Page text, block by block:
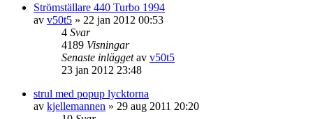
Strömställare 440 Turbo 1994
av v50t5 » 22 jan 2012 00:53
4 Svar
4189 Visningar
Senaste inläggetav v50t5
23 jan 2012 23:48
strul med popup lycktorna
av kjellemannen » 29 aug 2011 20:20